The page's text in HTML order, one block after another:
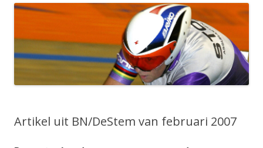
Artikel uit BN/DeStem van februari 2007